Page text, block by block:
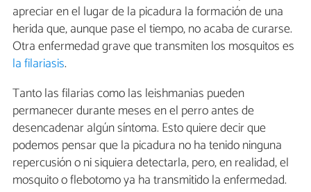
apreciar en el lugar de la picadura la formación de una
herida que, aunque pase el tiempo, no acaba de curarse.
Otra enfermedad grave que transmiten los mosquitos es
la filariasis.
Tanto las filarias como las leishmanias pueden
permanecer durante meses en el perro antes de
desencadenar algún síntoma. Esto quiere decir que
podemos pensar que la picadura no ha tenido ninguna
repercusión o ni siquiera detectarla, pero, en realidad, el
mosquito o flebotomo ya ha transmitido la enfermedad.